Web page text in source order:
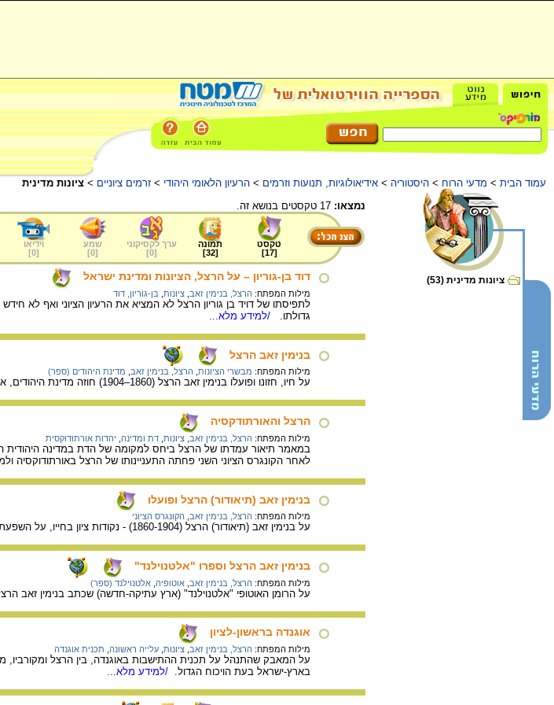
עמוד הבית > מדעי הרוח > היסטוריה > אידיאולוגיות, תנועות וזרמים > הרעיון הלאומי היהודי > זרמים ציוניים > ציונות מדינית
ציונות מדינית (53)
נמצאו:
טקסט
[
17
]
תמונה
[
32
]
ערך לקסיקוני
[
0
]
שמע
[
0
]
וידיאו
[
0
]
דוד בן-גוריון – על הרצל, הציונות ומדינת ישראל
מילות המפתח: הרצל, בנימין זאב ציונות בן-גוריון, דוד
לתפיסתו של דויד בן גוריון הרצל לא המציא את הרעיון הציוני ואף לא
גדולתו.
/למידע מלא...
בנימין זאב הרצל
מילות המפתח: מבשרי הציונות הרצל, בנימין זאב מדינת היהודים (ספר)
על חיו, חזונו ופועלו בנימין זאב הרצל (1860–1904) חוזה מדינת היהודים, אבי הציונות המדינית ומייסדה של ההסתדרות הציונית העולמית.
הרצל והאורתודקסיה
מילות המפתח: הרצל, בנימין זאב ציונות דת ומדינה יהדות אורתודוקסית
במאמר תיאור עמדתו של הרצל ביחס למקומה של הדת במדינה היהודית
לאחר הקונגרס הציוני השני פחתה התעניינותו של הרצל באורתודוקסיה
בנימין זאב (תיאודור) הרצל ופועלו
מילות המפתח: הרצל, בנימין זאב הקונגרס הציוני
על בנימין זאב (תיאודור) הרצל (1860-1904) - נקודות ציון בחייו, על השפעת האנטישמיות על פועלו, ועל מפעלו הציוני.
בנימין זאב הרצל וספרו "אלטנוילנד"
מילות המפתח: הרצל, בנימין זאב אוטופיה אלטנוילנד (ספר)
על הרומן האוטופי "אלטנוילנד" (ארץ עתיקה-חדשה) שכתב בנימין זאב
אוגנדה בראשון-לציון
מילות המפתח: הרצל, בנימין זאב ציונות עלייה ראשונה תכנית אוגנדה
על המאבק שהתנהל על תכנית ההתישבות באוגנדה, בין הרצל ומקורביו,
בארץ-ישראל בעת הויכוח הגדול.
/למידע מלא...